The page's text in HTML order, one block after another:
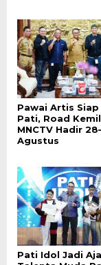
Pawai Artis Siap
Pati, Road
MNCTV Hadir
Agustus
Pati Idol Jadi